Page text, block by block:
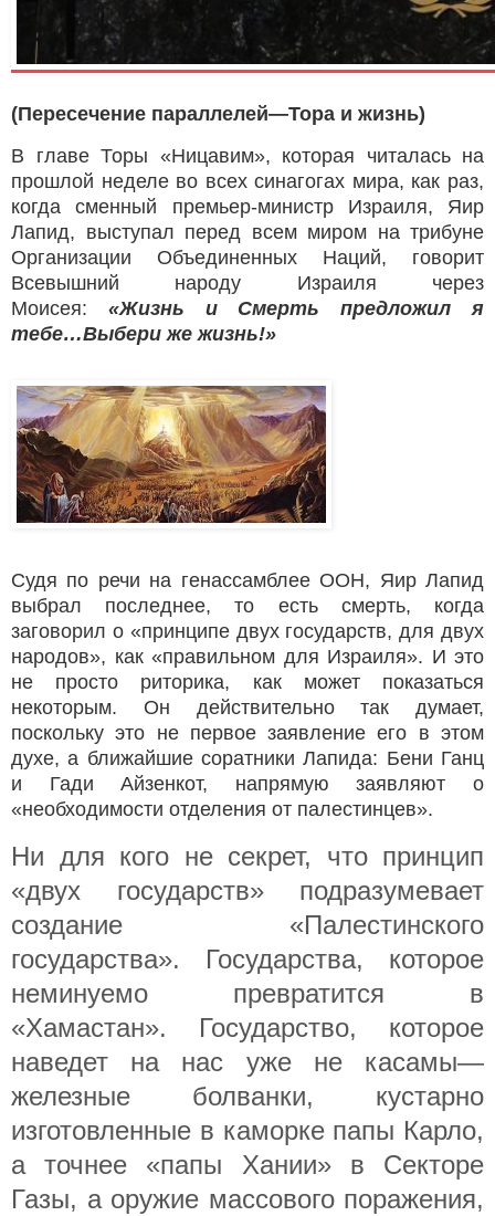
е
т
?
(Пересечение параллелей—Тора и жизнь)
В главе Торы «Ницавим», которая читалась на
прошлой неделе во всех синагогах мира, как раз,
когда сменный премьер-министр Израиля, Яир
Лапид, выступал перед всем миром на трибуне
Организации Объединенных Наций, говорит
Всевышний народу Израиля через
Моисея: «Жизнь и Смерть предложил я
тебе…Выбери же жизнь!»
Судя по речи на генассамблее ООН, Яир Лапид
выбрал последнее, то есть смерть, когда
заговорил о «принципе двух государств, для двух
народов», как «правильном для Израиля». И это
не просто риторика, как может показаться
некоторым. Он действительно так думает,
поскольку это не первое заявление его в этом
духе, а ближайшие соратники Лапида: Бени Ганц
и Гади Айзенкот, напрямую заявляют о
«необходимости отделения от палестинцев».
Ни для кого не секрет, что принцип
«двух государств» подразумевает
создание «Палестинского
государства». Государства, которое
неминуемо превратится в
«Хамастан». Государство, которое
наведет на нас уже не касамы—
железные болванки, кустарно
изготовленные в каморке папы Карло,
а точнее «папы Хании» в Секторе
Газы, а оружие массового поражения,